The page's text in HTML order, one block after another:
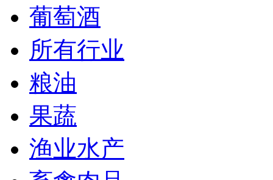
葡萄酒
所有行业
粮油
果蔬
渔业水产